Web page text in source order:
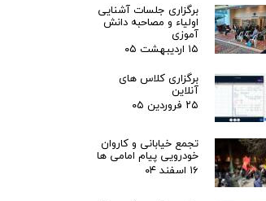
برگزاری جلسات آشنایی
اولیاء و مصاحبه دانش
آموزی
۱۵ اردیبهشت ۰۵
برگزاری کلاس های
آنلاین
۲۵ فروردین ۰۵
تجمع خیابانی و کاروان
خودرویی پیام امامی ها
۱۶ اسفند ۰۴